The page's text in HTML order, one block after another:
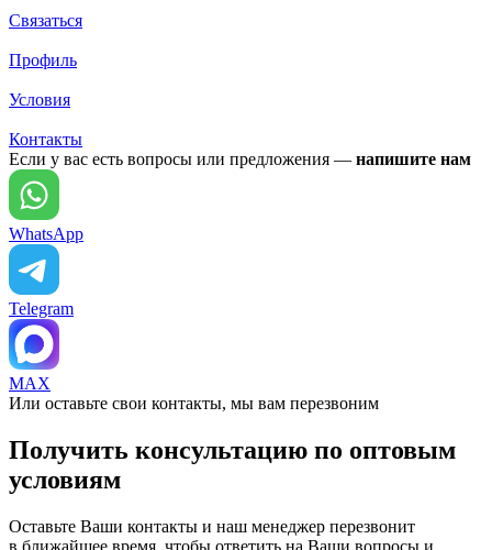
Связаться
Профиль
Условия
Контакты
Если у вас есть вопросы или предложения — напишите нам
WhatsApp
Telegram
MAX
Или оставьте свои контакты, мы вам перезвоним
Получить консультацию по оптовым
условиям
Оставьте Ваши контакты и наш менеджер перезвонит